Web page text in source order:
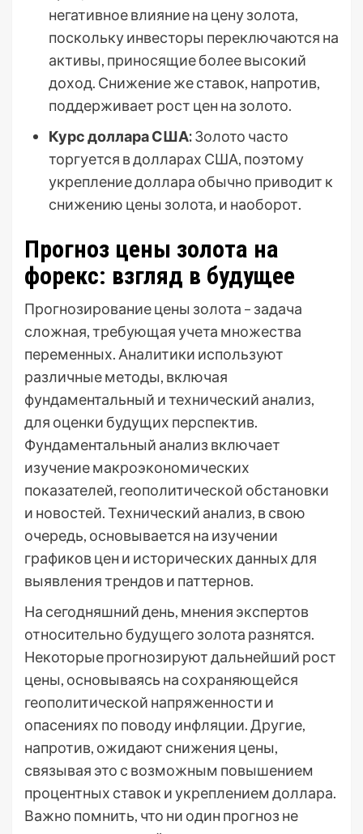
негативное влияние на цену золота,
поскольку инвесторы переключаются на
активы, приносящие более высокий
доход. Снижение же ставок, напротив,
поддерживает рост цен на золото.
Курс доллара США:Золото часто
торгуется в долларах США, поэтому
укрепление доллара обычно приводит к
снижению цены золота, и наоборот.
Прогноз цены золота на
форекс: взгляд в будущее
Прогнозирование цены золота – задача
сложная, требующая учета множества
переменных. Аналитики используют
различные методы, включая
фундаментальный и технический анализ,
для оценки будущих перспектив.
Фундаментальный анализ включает
изучение макроэкономических
показателей, геополитической обстановки
и новостей. Технический анализ, в свою
очередь, основывается на изучении
графиков цен и исторических данных для
выявления трендов и паттернов.
На сегодняшний день, мнения экспертов
относительно будущего золота разнятся.
Некоторые прогнозируют дальнейший рост
цены, основываясь на сохраняющейся
геополитической напряженности и
опасениях по поводу инфляции. Другие,
напротив, ожидают снижения цены,
связывая это с возможным повышением
процентных ставок и укреплением доллара.
Важно помнить, что ни один прогноз не